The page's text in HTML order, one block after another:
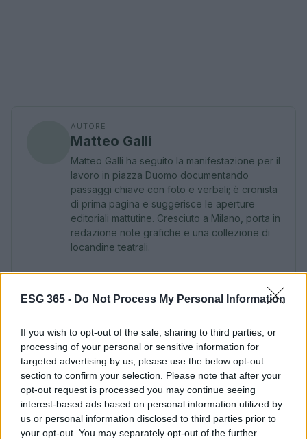
ESG 365 - Do Not Process My Personal Information
If you wish to opt-out of the sale, sharing to third parties, or
processing of your personal or sensitive information for
targeted advertising by us, please use the below opt-out
section to confirm your selection. Please note that after your
opt-out request is processed you may continue seeing
interest-based ads based on personal information utilized by
us or personal information disclosed to third parties prior to
your opt-out. You may separately opt-out of the further
AUTORE
Matteo Galli
Matteo Galli ha seguito la manifestazione per il
lavoro in piazza Duomo documentando
passaggi chiave con foto e verbali; è cronista
di prima pagina e suggerisce le aperture
editoriali mattutine. Cresciuto a Milano, porta in
redazione note grafiche e una collezione di
locandine teatrali.